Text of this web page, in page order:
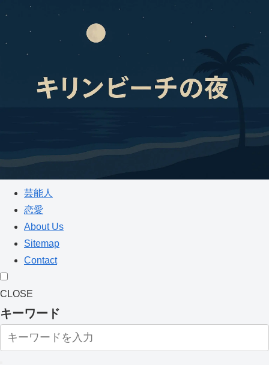
芸能人
恋愛
About Us
Sitemap
Contact
CLOSE
キーワード